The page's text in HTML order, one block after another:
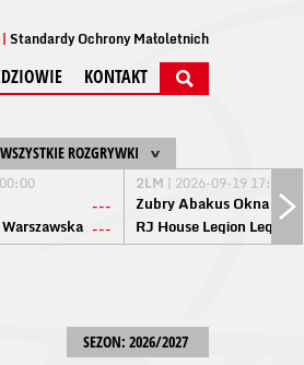
Standardy Ochrony Małoletnich
KONTAKT
WSZYSTKIE ROZGRYWKI
---
---
2LM | 2026-09-19 17:00
Żubry Abakus Okna
RJ House Legion
SEZON: 2026/2027